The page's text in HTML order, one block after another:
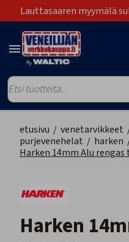
Lauttasaaren myymälä
poistunut
etusivu / venetarvikkeet
purjevenehelat / harken
Harken 14mm Alu
Harken 14mm Alu rengas